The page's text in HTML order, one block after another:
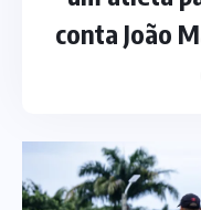
conta João